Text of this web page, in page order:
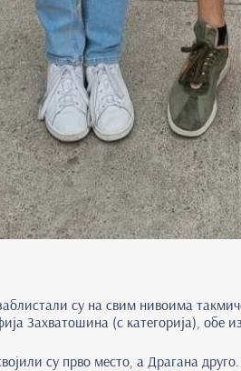
су на свим нивоима
Захватошина (с категорија), обе
су прво место, а Драгана друго.